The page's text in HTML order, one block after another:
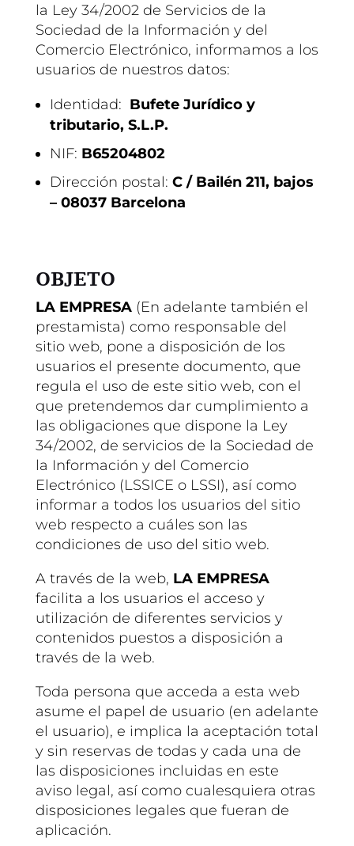
la Ley 34/2002 de Servicios de la
Sociedad de la Información y del
Comercio Electrónico, informamos a los
usuarios de nuestros datos:
Identidad: Bufete Jurídico y
tributario, S.L.P.
NIF: B65204802
Dirección postal: C / Bailén 211, bajos
– 08037 Barcelona
OBJETO
LA EMPRESA(En adelante también el
prestamista) como responsable del
sitio web, pone a disposición de los
usuarios el presente documento, que
regula el uso de este sitio web, con el
que pretendemos dar cumplimiento a
las obligaciones que dispone la Ley
34/2002, de servicios de la Sociedad de
la Información y del Comercio
Electrónico (LSSICE o LSSI), así como
informar a todos los usuarios del sitio
web respecto a cuáles son las
condiciones de uso del sitio web.
A través de la web, LA EMPRESA
facilita a los usuarios el acceso y
utilización de diferentes servicios y
contenidos puestos a disposición a
través de la web.
Toda persona que acceda a esta web
asume el papel de usuario (en adelante
el usuario), e implica la aceptación total
y sin reservas de todas y cada una de
las disposiciones incluidas en este
aviso legal, así como cualesquiera otras
disposiciones legales que fueran de
aplicación.